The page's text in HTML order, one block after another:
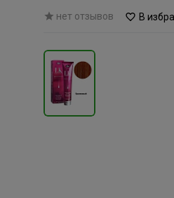
нет отзывов В